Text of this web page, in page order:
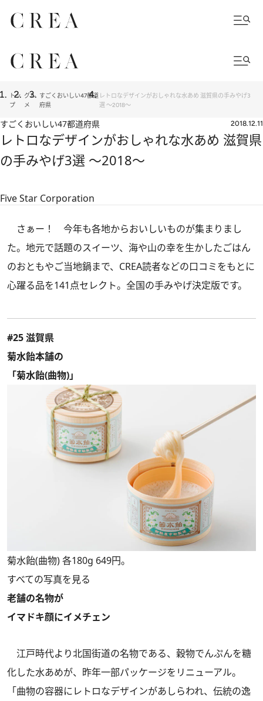
トッ
プ
グル
メ
すごくおいしい47都道
府県
レトロなデザインがおしゃれな水あめ 滋賀県の手みやげ3
選 ～2018～
すごくおいしい47都道府県 2018.12.11
レトロなデザインがおしゃれな水あめ 滋賀県
の手みやげ3選 ～2018～
Five Star Corporation
さぁー！ 今年も各地からおいしいものが集まりまし
た。地元で話題のスイーツ、海や山の幸を生かしたごはん
のおともやご当地鍋まで、CREA読者などの口コミをもとに
心躍る品を141点セレクト。全国の手みやげ決定版です。
#25 滋賀県
菊水飴本舗の
「菊水飴(曲物)」
菊水飴(曲物) 各180g 649円。
すべての写真を見る
老舗の名物が
イマドキ顔にイメチェン
江戸時代より北国街道の名物である、穀物でんぷんを糖
化した水あめが、昨年一部パッケージをリニューアル。
「曲物の容器にレトロなデザインがあしらわれ、伝統の逸